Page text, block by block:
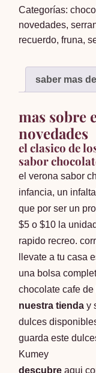
cafe
cantidad
Categorías:
novedades,
recuerdo,fruna,
saber mas
mas sobre
novedades
el clasico de
sabor
el verona sabor
infancia, un
que por ser un
$5 o $10 la
rapido recreo.
llevate a tu casa
una bolsa
chocolate cafe
nuestra tienda y
dulces
guarda este
Kumey
descubre aqui